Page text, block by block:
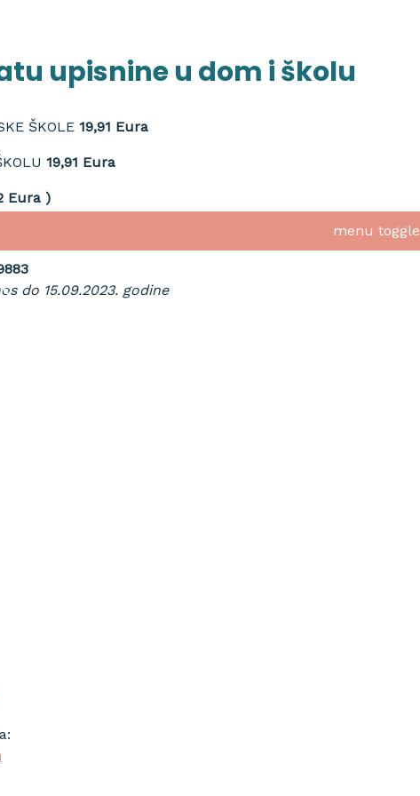
menu toggle
upisnine u dom i školu
ŠKOLE 19,91 Eura
19,91 Eura
Eura )
do 15.09.2023. godine